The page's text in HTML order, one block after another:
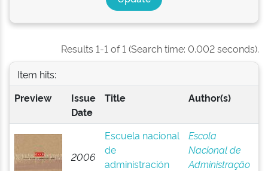
Results 1-1 of 1 (Search time: 0.002 seconds).
Item hits:
Preview
Issue
Date
Title Author(s)
2006
Escuela nacional
de
administración
Escola
Nacional de
Administração